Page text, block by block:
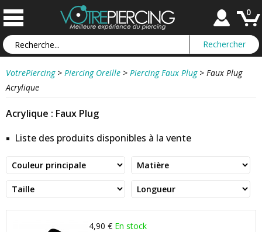
0
VotrePiercing > Piercing Oreille > Piercing Faux Plug > Faux Plug
Acrylique
Acrylique : Faux Plug
Liste des produits disponibles à la vente
4,90 € En stock